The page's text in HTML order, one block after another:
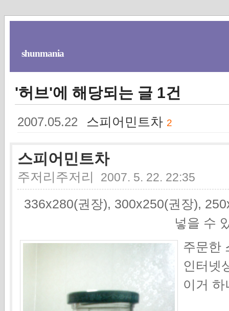
shunmania
'허브'에 해당되는 글 1건
2007.05.22 스피어민트차 2
스피어민트차
주저리주저리 2007. 5. 22. 22:35
336x280(권장), 300x250(권장),
넣을 수
주문한
인터넷
이거